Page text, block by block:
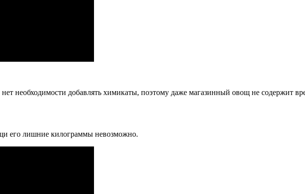
необходимости добавлять химикаты, поэтому даже магазинный овощ не содержит
его лишние килограммы невозможно.